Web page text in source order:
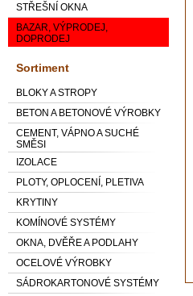
STŘEŠNÍ OKNA
BAZAR, VÝPRODEJ,
DOPRODEJ
Sortiment
BLOKY A STROPY
BETON A BETONOVÉ VÝROBKY
CEMENT, VÁPNO A SUCHÉ
SMĚSI
IZOLACE
PLOTY, OPLOCENÍ, PLETIVA
KRYTINY
KOMÍNOVÉ SYSTÉMY
OKNA, DVĚŘE A PODLAHY
OCELOVÉ VÝROBKY
SÁDROKARTONOVÉ SYSTÉMY